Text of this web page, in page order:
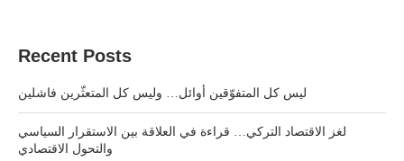
Recent Posts
ليس كل المتفوّقين أوائل… وليس كل المتعثّرين فاشلين
لغز الاقتصاد التركي… قراءة في العلاقة بين الاستقرار السياسي
والتحول الاقتصادي